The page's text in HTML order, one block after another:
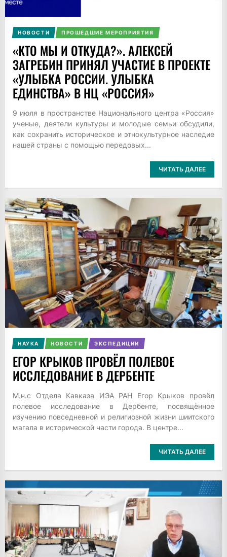
НОВОСТИ ПРОШЕДШИЕ МЕРОПРИЯТИЯ
«КТО МЫ И ОТКУДА?». АЛЕКСЕЙ
ЗАГРЕБИН ПРИНЯЛ УЧАСТИЕ В ПРОЕКТЕ
«УЛЫБКА РОССИИ. УЛЫБКА
ЕДИНСТВА» В НЦ «РОССИЯ»
9 июля в пространстве Национального центра «Россия»
ученые, деятели культуры и молодые семьи обсудили,
как сохранить историческое и этнокультурное наследие
нашей страны с помощью передовых...
ЧИТАТЬ ДАЛЕЕ
НАУКА НОВОСТИ ЭКСПЕДИЦИИ
ЕГОР КРЫКОВ ПРОВЁЛ ПОЛЕВОЕ
ИССЛЕДОВАНИЕ В ДЕРБЕНТЕ
М.н.с Отдела Кавказа ИЭА РАН Егор Крыков провёл
полевое исследование в Дербенте, посвящённое
изучению повседневной и религиозной жизни шиитского
магала в исторической части города. В центре...
ЧИТАТЬ ДАЛЕЕ